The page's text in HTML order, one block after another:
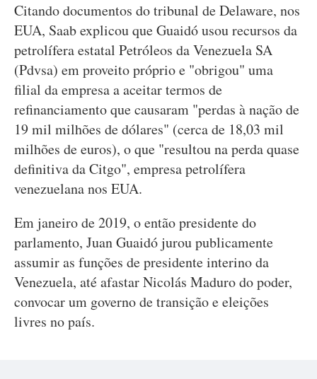
Citando documentos do tribunal de Delaware, nos
EUA, Saab explicou que Guaidó usou recursos da
petrolífera estatal Petróleos da Venezuela SA
(Pdvsa) em proveito próprio e "obrigou" uma
filial da empresa a aceitar termos de
refinanciamento que causaram "perdas à nação de
19 mil milhões de dólares" (cerca de 18,03 mil
milhões de euros), o que "resultou na perda quase
definitiva da Citgo", empresa petrolífera
venezuelana nos EUA.
Em janeiro de 2019, o então presidente do
parlamento, Juan Guaidó jurou publicamente
assumir as funções de presidente interino da
Venezuela, até afastar Nicolás Maduro do poder,
convocar um governo de transição e eleições
livres no país.